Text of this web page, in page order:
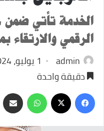
الخدمة تأتي ضمن
الرقمي
admin 1 يوليو، 2024
دقيقة واحدة
فيسبوك
‫X واتساب
عبر